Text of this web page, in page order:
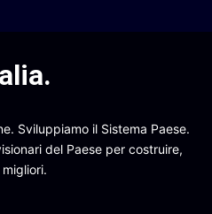
.
Sviluppiamo il Sistema Paese.
del Paese per costruire,